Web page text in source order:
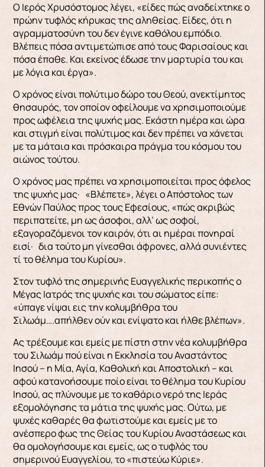
Ο Ιερός Χρυσόστομος λέγει, «είδες πώς αναδείχτηκε ο
πρώην τυφλός κήρυκας της αληθείας. Είδες, ότι η
αγραμματοσύνη του δεν έγινε καθόλου εμπόδιο.
Βλέπεις πόσα αντιμετώπισε από τους Φαρισαίους και
πόσα έπαθε. Και εκείνος έδωσε την μαρτυρία του και
με λόγια και έργα».
Ο χρόνος είναι πολύτιμο δώρο του Θεού, ανεκτίμητος
θησαυρός, τον οποίον οφείλουμε να χρησιμοποιούμε
προς ωφέλεια της ψυχής μας. Εκάστη ημέρα και ώρα
και στιγμή είναι πολύτιμος και δεν πρέπει να χάνεται
με τα μάταια και πρόσκαιρα πράγμα του κόσμου του
αιώνος τούτου.
Ο χρόνος μας πρέπει να χρησιμοποιείται προς όφελος
της ψυχής μας· «Βλέπετε», λέγει ο Απόστολος των
Εθνών Παύλος προς τους Εφεσίους, «πώς ακριβώς
περιπατείτε, μη ως άσοφοι, αλλ’ ως σοφοί,
εξαγοραζόμενοι τον καιρόν, ότι αι ημέραι πονηραί
εισί· δια τούτο μη γίνεσθαι άφρονες, αλλά συνιέντες
τί το θέλημα του Κυρίου».
Στον τυφλό της σημερινής Ευαγγελικής περικοπής ο
Μέγας Ιατρός της ψυχής και του σώματος είπε:
«ύπαγε νίψαι εις την κολυμβήθρα του
Σιλωάμ….απήλθεν ούν και ενίψατο και ήλθε βλέπων».
Ας τρέξουμε και εμείς με πίστη στην νέα κολυμβήθρα
του Σιλωάμ πού είναι η Εκκλησία του Αναστάντος
Ιησού – η Μία, Αγία, Καθολική και Αποστολική – και
αφού κατανοήσουμε ποίο είναι το θέλημα του Κυρίου
Ιησού, ας πλύνουμε με το καθάριο νερό της Ιεράς
εξομολόγησης τα μάτια της ψυχής μας. Ούτω, με
ψυχές καθαρές θα φωτιστούμε και εμείς με το
ανέσπερο φως της Θείας του Κυρίου Αναστάσεως και
θα ομολογήσουμε και εμείς, ως ο τυφλός του
σημερινού Ευαγγελίου, το «πιστεύω Κύριε».